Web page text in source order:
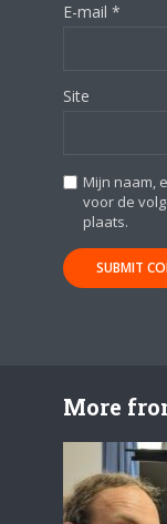
E-mail *
Site
Mijn naam,
voor de
plaats.
More